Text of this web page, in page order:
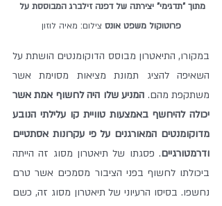
מתוך "תדגימי" יצירתה של דפנה זילברג המבוססת על
פרוטוקול משפט אונס צילום: מאיה לוזון
משתקפת מהם.
ודרמטורגיים